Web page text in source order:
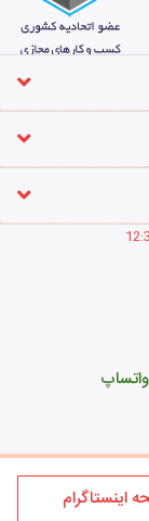
از مطالب
اینستاگرام